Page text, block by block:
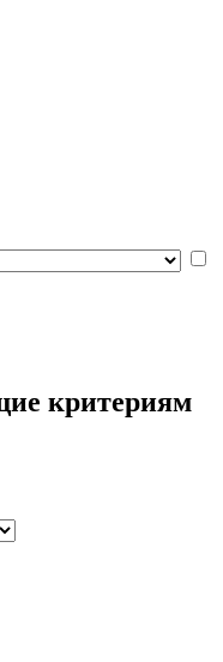
критериям